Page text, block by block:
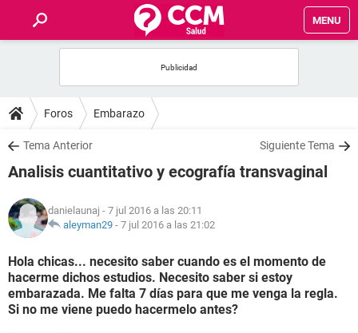
MENU
FOROS
SALUD
NUTRICIÓN
BIENESTAR
SEXUALIDAD
Foros Embarazo
Tema Anterior Siguiente Tema
Analisis cuantitativo y ecografía transvaginal
danielaunaj - 7 jul 2016 a las 20:11
aleyman29 - 7 jul 2016 a las 21:02
Hola chicas... necesito saber cuando es el momento de
hacerme dichos estudios. Necesito saber si estoy
embarazada. Me falta 7 días para que me venga la regla.
Si no me viene puedo hacermelo antes?